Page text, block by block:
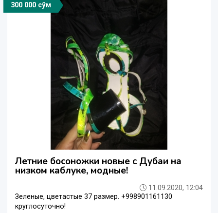
300 000 сўм
Летние босоножки новые с Дубаи на
низком каблуке, модные!
11.09.2020, 12:04
Зеленые, цветастые 37 размер. +998901161130
круглосуточно!